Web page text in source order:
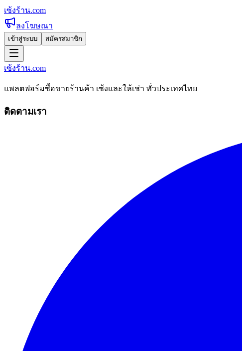
เซ้งร้าน.com
ลงโฆษณา
เข้าสู่ระบบ สมัครสมาชิก
เซ้งร้าน.com
แพลตฟอร์มซื้อขายร้านค้า เซ้งและให้เช่า ทั่วประเทศไทย
ติดตามเรา